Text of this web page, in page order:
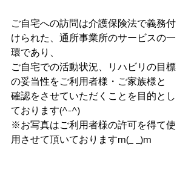
ご自宅への訪問は介護保険法で義務付
けられた、通所事業所のサービスの一
環であり、
ご自宅での活動状況、リハビリの目標
の妥当性をご利用者様・ご家族様と
確認をさせていただくことを目的とし
ております(^-^)
※お写真はご利用者様の許可を得て使
用させて頂いておりますm(_ _)m